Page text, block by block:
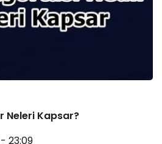
Neleri Kapsar?
23:09